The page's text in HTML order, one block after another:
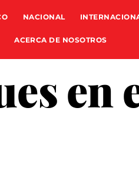
NACIONAL
ACERCA DE NOSOTROS
en